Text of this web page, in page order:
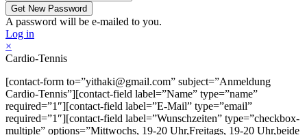
A password will be e-mailed to you.
Log in
×
Cardio-Tennis
[contact-form to=”yithaki@gmail.com” subject=”Anmeldung
Cardio-Tennis”][contact-field label=”Name” type=”name”
required=”1″][contact-field label=”E-Mail” type=”email”
required=”1″][contact-field label=”Wunschzeiten” type=”checkbox-
multiple” options=”Mittwochs, 19-20 Uhr,Freitags, 19-20 Uhr,beide